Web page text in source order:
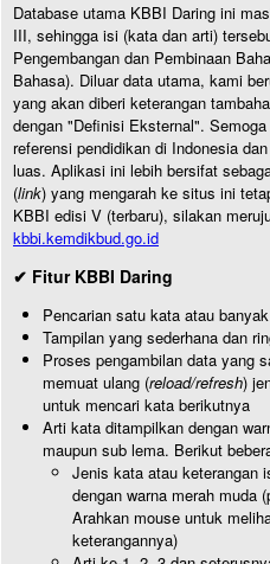
Database utama KBBI Daring ini
III, sehingga isi (kata dan arti)
Pengembangan dan Pembinaan
Bahasa). Diluar data utama, kami
yang akan diberi keterangan
dengan "Definisi Eksternal".
referensi pendidikan di Indonesia
luas. Aplikasi ini lebih bersifat
(link) yang mengarah ke situs ini
KBBI edisi V (terbaru), silakan
kbbi.kemdikbud.go.id
✔ Fitur KBBI Daring
Pencarian satu kata atau
Tampilan yang sederhana dan
Proses pengambilan data yang
memuat ulang (reload/refresh)
untuk mencari kata berikutnya
Arti kata ditampilkan dengan
maupun sub lema. Berikut
Jenis kata atau keterangan
dengan warna merah muda
Arahkan mouse untuk
keterangannya)